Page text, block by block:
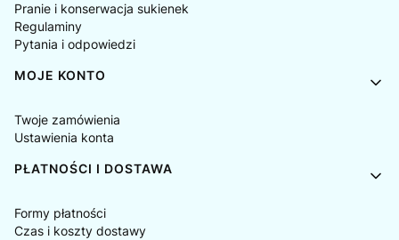
Pranie i konserwacja sukienek
Regulaminy
Pytania i odpowiedzi
MOJE KONTO
Twoje zamówienia
Ustawienia konta
PŁATNOŚCI I DOSTAWA
Formy płatności
Czas i koszty dostawy